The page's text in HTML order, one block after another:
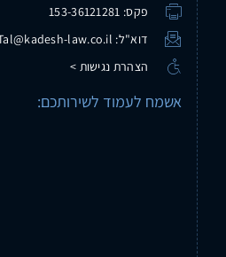
פקס: 153-36121281
דוא"ל: Tal@kadesh-law.co.il
הצהרת נגישות >
אשמח לעמוד לשירותכם: